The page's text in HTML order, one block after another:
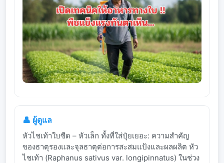
👤 ผู้ดูแล
หัวไชเท้าใบซีด – หัวเล็ก ทั้งที่ใส่ปุ๋ยเยอะ: ความสำคัญ
ของธาตุรองและจุลธาตุต่อการสะสมแป้งและผลผลิต หัว
ไชเท้า (Raphanus sativus var. longipinnatus) ในช่วง